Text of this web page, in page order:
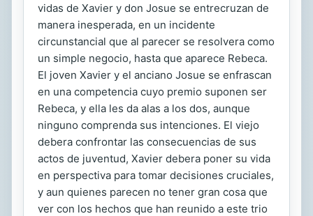
vidas de Xavier y don Josue se entrecruzan de
manera inesperada, en un incidente
circunstancial que al parecer se resolvera como
un simple negocio, hasta que aparece Rebeca.
El joven Xavier y el anciano Josue se enfrascan
en una competencia cuyo premio suponen ser
Rebeca, y ella les da alas a los dos, aunque
ninguno comprenda sus intenciones. El viejo
debera confrontar las consecuencias de sus
actos de juventud, Xavier debera poner su vida
en perspectiva para tomar decisiones cruciales,
y aun quienes parecen no tener gran cosa que
ver con los hechos que han reunido a este trio